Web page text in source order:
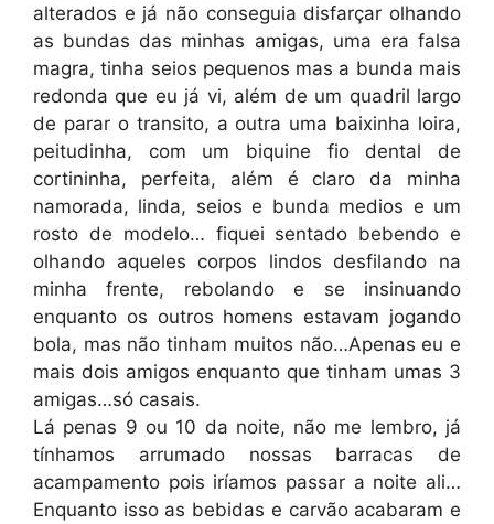
alterados e já não conseguia disfarçar olhando
as bundas das minhas amigas, uma era falsa
magra, tinha seios pequenos mas a bunda mais
redonda que eu já vi, além de um quadril largo
de parar o transito, a outra uma baixinha loira,
peitudinha, com um biquine fio dental de
cortininha, perfeita, além é claro da minha
namorada, linda, seios e bunda medios e um
rosto de modelo… fiquei sentado bebendo e
olhando aqueles corpos lindos desfilando na
minha frente, rebolando e se insinuando
enquanto os outros homens estavam jogando
bola, mas não tinham muitos não…Apenas eu e
mais dois amigos enquanto que tinham umas 3
amigas…só casais.
Lá penas 9 ou 10 da noite, não me lembro, já
tínhamos arrumado nossas barracas de
acampamento pois iríamos passar a noite ali…
Enquanto isso as bebidas e carvão acabaram e